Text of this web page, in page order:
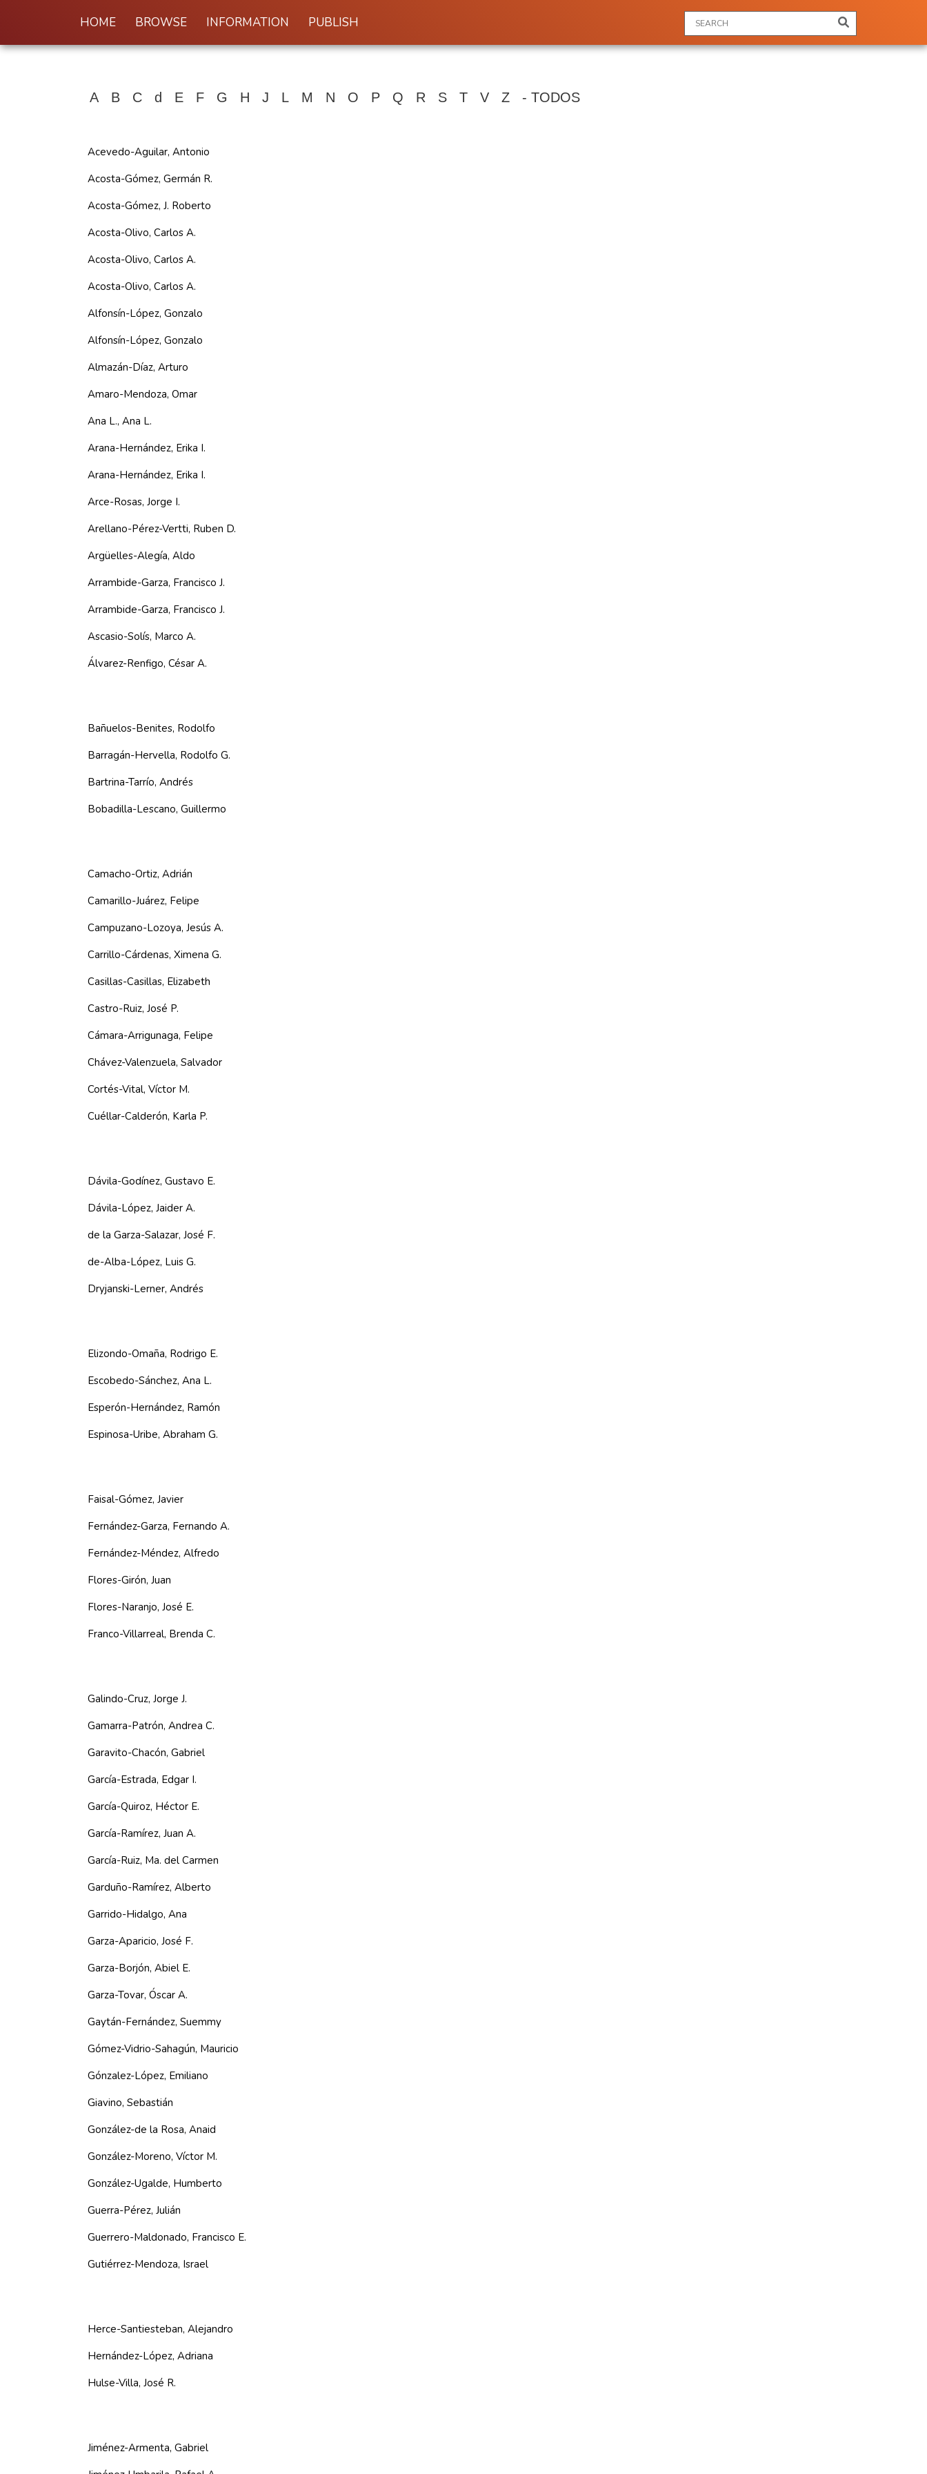
HOME BROWSE INFORMATION PUBLISH
A B C d E F G H J L M N O P Q R S T V Z - TODOS
Acevedo-Aguilar, Antonio
Acosta-Gómez, Germán R.
Acosta-Gómez, J. Roberto
Acosta-Olivo, Carlos A.
Acosta-Olivo, Carlos A.
Acosta-Olivo, Carlos A.
Alfonsín-López, Gonzalo
Alfonsín-López, Gonzalo
Almazán-Díaz, Arturo
Amaro-Mendoza, Omar
Ana L., Ana L.
Arana-Hernández, Erika I.
Arana-Hernández, Erika I.
Arce-Rosas, Jorge I.
Arellano-Pérez-Vertti, Ruben D.
Argüelles-Alegía, Aldo
Arrambide-Garza, Francisco J.
Arrambide-Garza, Francisco J.
Ascasio-Solís, Marco A.
Álvarez-Renfigo, César A.
Bañuelos-Benites, Rodolfo
Barragán-Hervella, Rodolfo G.
Bartrina-Tarrío, Andrés
Bobadilla-Lescano, Guillermo
Camacho-Ortiz, Adrián
Camarillo-Juárez, Felipe
Campuzano-Lozoya, Jesús A.
Carrillo-Cárdenas, Ximena G.
Casillas-Casillas, Elizabeth
Castro-Ruiz, José P.
Cámara-Arrigunaga, Felipe
Chávez-Valenzuela, Salvador
Cortés-Vital, Víctor M.
Cuéllar-Calderón, Karla P.
Dávila-Godínez, Gustavo E.
Dávila-López, Jaider A.
de la Garza-Salazar, José F.
de-Alba-López, Luis G.
Dryjanski-Lerner, Andrés
Elizondo-Omaña, Rodrigo E.
Escobedo-Sánchez, Ana L.
Esperón-Hernández, Ramón
Espinosa-Uribe, Abraham G.
Faisal-Gómez, Javier
Fernández-Garza, Fernando A.
Fernández-Méndez, Alfredo
Flores-Girón, Juan
Flores-Naranjo, José E.
Franco-Villarreal, Brenda C.
Galindo-Cruz, Jorge J.
Gamarra-Patrón, Andrea C.
Garavito-Chacón, Gabriel
García-Estrada, Edgar I.
García-Quiroz, Héctor E.
García-Ramírez, Juan A.
García-Ruiz, Ma. del Carmen
Garduño-Ramírez, Alberto
Garrido-Hidalgo, Ana
Garza-Aparicio, José F.
Garza-Borjón, Abiel E.
Garza-Tovar, Óscar A.
Gaytán-Fernández, Suemmy
Gómez-Vidrio-Sahagún, Mauricio
Gónzalez-López, Emiliano
Giavino, Sebastián
González-de la Rosa, Anaid
González-Moreno, Víctor M.
González-Ugalde, Humberto
Guerra-Pérez, Julián
Guerrero-Maldonado, Francisco E.
Gutiérrez-Mendoza, Israel
Herce-Santiesteban, Alejandro
Hernández-López, Adriana
Hulse-Villa, José R.
Jiménez-Armenta, Gabriel